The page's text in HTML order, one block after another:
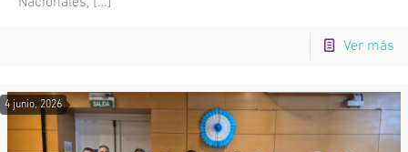
Ver más
4 junio, 2026